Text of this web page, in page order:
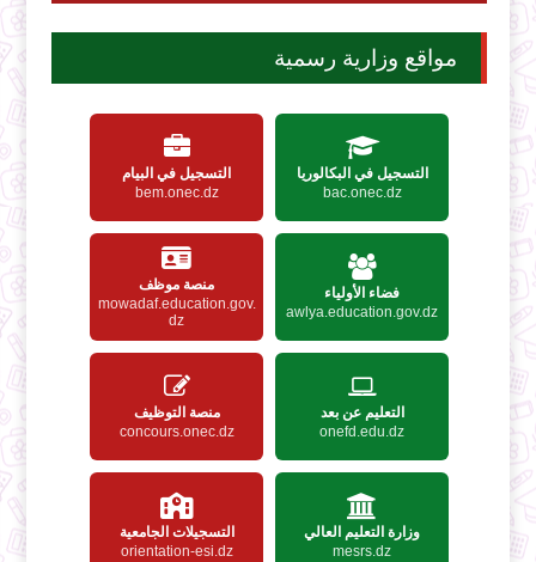
مواقع وزارية رسمية
التسجيل في البكالوريا
bac.onec.dz
التسجيل في البيام
bem.onec.dz
فضاء الأولياء
awlya.education.gov.dz
منصة موظف
mowadaf.education.gov.
dz
التعليم عن بعد
onefd.edu.dz
منصة التوظيف
concours.onec.dz
وزارة التعليم العالي
mesrs.dz
التسجيلات الجامعية
orientation-esi.dz